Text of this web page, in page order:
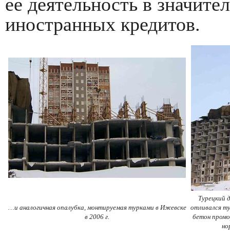
иностранных кредитов.
…и аналогичная опалубка, монтируемая турками в Ижевске
в 2006 г.
Турецкий
отливался
бетон